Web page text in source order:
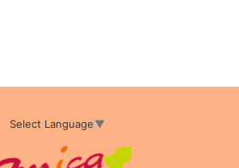
Select Language▼